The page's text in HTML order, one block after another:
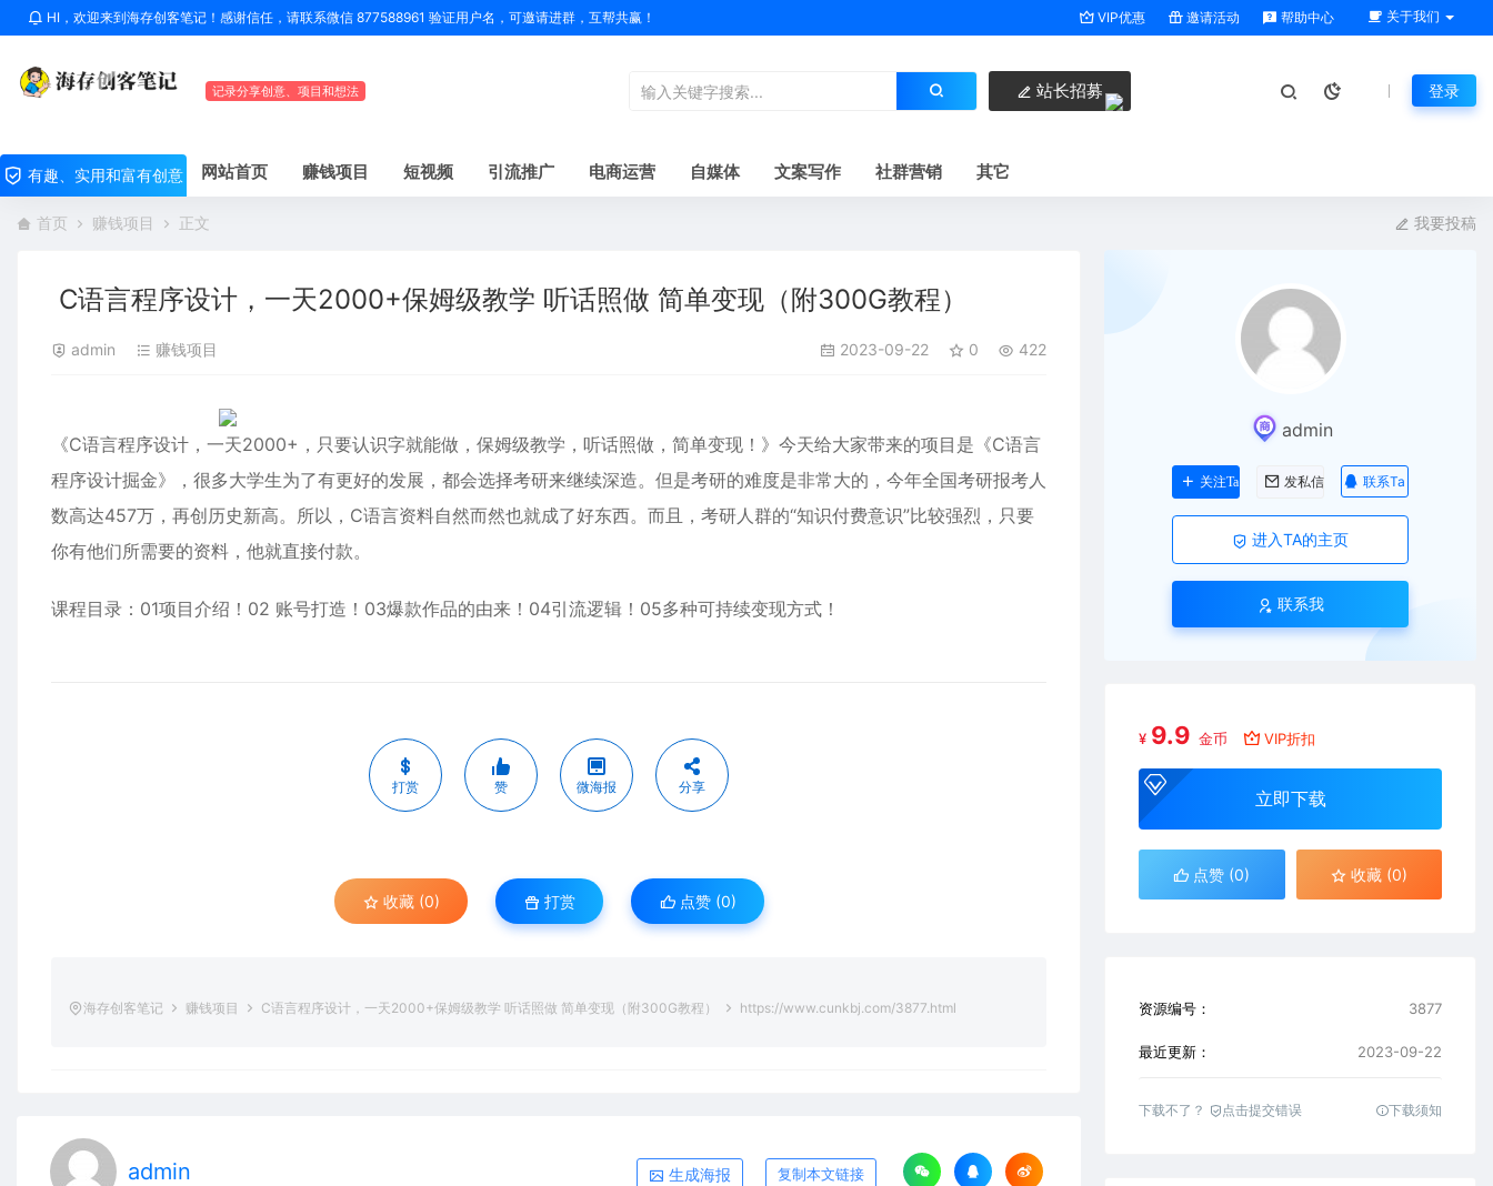
HI，欢迎来到海存创客笔记！感谢信任，请联系微信 877588961 验证用户名，可邀请进群，互帮共赢！ VIP优惠 邀请活动 帮助中心 关于我们
记录分享创意、项目和想法 站长招募 登录
有趣、实用和富有创意 网站首页 赚钱项目 短视频 引流推广 电商运营 自媒体 文案写作 社群营销 其它
首页 赚钱项目 正文 我要投稿
C语言程序设计，一天2000+保姆级教学 听话照做 简单变现（附300G教程）
admin 赚钱项目 2023-09-22 0 422
《C语言程序设计，一天2000+，只要认识字就能做，保姆级教学，听话照做，简单变现！》今天给大家带来的项目是《C语言
程序设计掘金》，很多大学生为了有更好的发展，都会选择考研来继续深造。但是考研的难度是非常大的，今年全国考研报考人
数高达457万，再创历史新高。所以，C语言资料自然而然也就成了好东西。而且，考研人群的“知识付费意识”比较强烈，只要
你有他们所需要的资料，他就直接付款。
课程目录：01项目介绍！02 账号打造！03爆款作品的由来！04引流逻辑！05多种可持续变现方式！
打赏 赞 微海报 分享
收藏 (0) 打赏 点赞 (0)
海存创客笔记 赚钱项目 C语言程序设计，一天2000+保姆级教学 听话照做 简单变现（附300G教程） https://www.cunkbj.com/3877.html
admin 生成海报 复制本文链接
admin
关注Ta 发私信 联系Ta
进入TA的主页
联系我
¥ 9.9 金币 VIP折扣
立即下载
点赞 (0) 收藏 (0)
资源编号： 3877
最近更新： 2023-09-22
下载不了？ 点击提交错误 下载须知